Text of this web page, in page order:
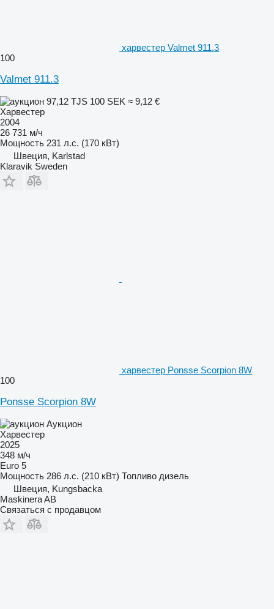
харвестер Valmet 911.3
100
Valmet 911.3
97,12 TJS 100 SEK ≈ 9,12 €
Харвестер
2004
26 731 м/ч
Мощность 231 л.с. (170 кВт)
Швеция, Karlstad
Klaravik Sweden
харвестер Ponsse Scorpion 8W
100
Ponsse Scorpion 8W
Аукцион
Харвестер
2025
348 м/ч
Euro 5
Мощность 286 л.с. (210 кВт) Топливо дизель
Швеция, Kungsbacka
Maskinera AB
Связаться с продавцом